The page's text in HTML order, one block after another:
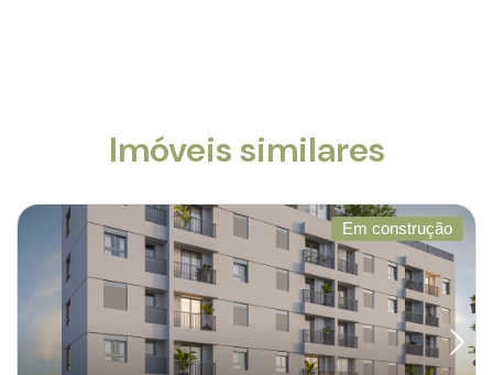
Imóveis similares
Em construção